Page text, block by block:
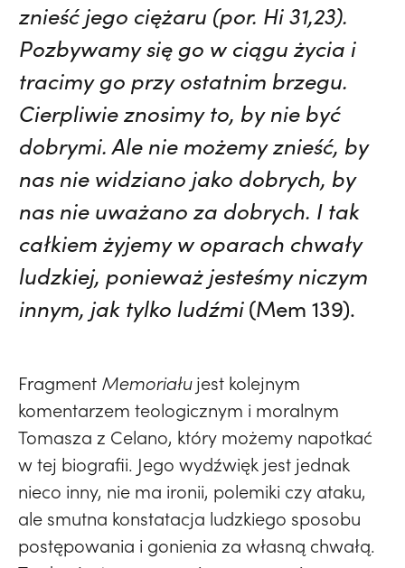
znieść jego ciężaru (por. Hi 31,23).
Pozbywamy się go w ciągu życia i
tracimy go przy ostatnim brzegu.
Cierpliwie znosimy to, by nie być
dobrymi. Ale nie możemy znieść, by
nas nie widziano jako dobrych, by
nas nie uważano za dobrych. I tak
całkiem żyjemy w oparach chwały
ludzkiej, ponieważ jesteśmy niczym
innym, jak tylko ludźmi(Mem 139).
Fragment Memoriałujest kolejnym
komentarzem teologicznym i moralnym
Tomasza z Celano, który możemy napotkać
w tej biografii. Jego wydźwięk jest jednak
nieco inny, nie ma ironii, polemiki czy ataku,
ale smutna konstatacja ludzkiego sposobu
postępowania i gonienia za własną chwałą.